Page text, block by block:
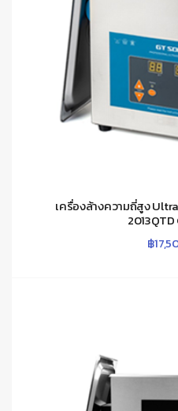
เครื่องล้างความถี่สูง
฿